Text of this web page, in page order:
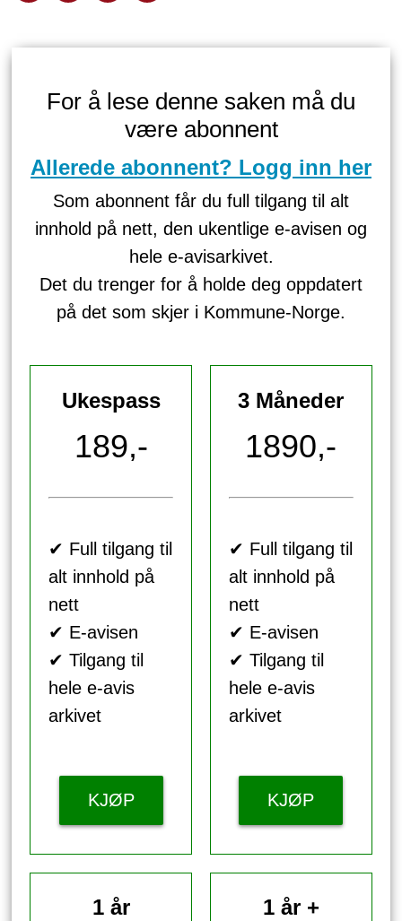
For å lese denne saken må du
være abonnent
Allerede abonnent? Logg inn her
Som abonnent får du full tilgang til alt
innhold på nett, den ukentlige e-avisen og
hele e-avisarkivet.
Det du trenger for å holde deg oppdatert
på det som skjer i Kommune-Norge.
Ukespass
189,-
✔ Full tilgang til
alt innhold på
nett
✔ E-avisen
✔ Tilgang til
hele e-avis
arkivet
KJØP
3 Måneder
1890,-
✔ Full tilgang til
alt innhold på
nett
✔ E-avisen
✔ Tilgang til
hele e-avis
arkivet
KJØP
1 år
1 år +